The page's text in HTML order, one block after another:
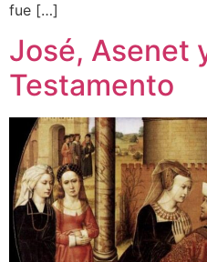
fue […]
José, Asenet
Testamento